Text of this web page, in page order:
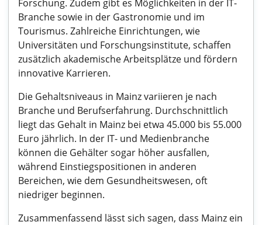
Forschung. Zudem gibt es Möglichkeiten in der IT-
Branche sowie in der Gastronomie und im
Tourismus. Zahlreiche Einrichtungen, wie
Universitäten und Forschungsinstitute, schaffen
zusätzlich akademische Arbeitsplätze und fördern
innovative Karrieren.
Die Gehaltsniveaus in Mainz variieren je nach
Branche und Berufserfahrung. Durchschnittlich
liegt das Gehalt in Mainz bei etwa 45.000 bis 55.000
Euro jährlich. In der IT- und Medienbranche
können die Gehälter sogar höher ausfallen,
während Einstiegspositionen in anderen
Bereichen, wie dem Gesundheitswesen, oft
niedriger beginnen.
Zusammenfassend lässt sich sagen, dass Mainz ein